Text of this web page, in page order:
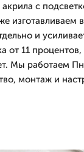
акрила с
изготавливаем
и
от 11
Мы работаем
монтаж и